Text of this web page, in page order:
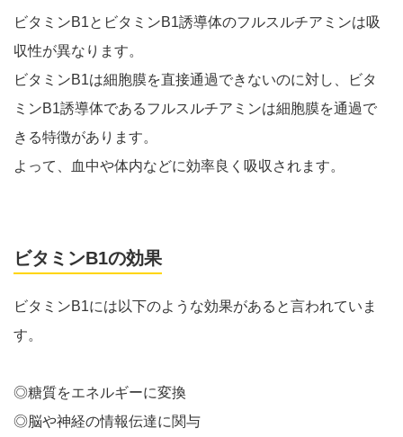
ビタミンB1とビタミンB1誘導体のフルスルチアミンは吸
収性が異なります。
ビタミンB1は細胞膜を直接通過できないのに対し、ビタ
ミンB1誘導体であるフルスルチアミンは細胞膜を通過で
きる特徴があります。
よって、血中や体内などに効率良く吸収されます。
ビタミンB1の効果
ビタミンB1には以下のような効果があると言われていま
す。
◎糖質をエネルギーに変換
◎脳や神経の情報伝達に関与